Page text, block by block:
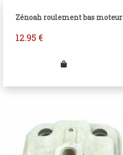
Zénoah roulement bas moteur
12.95 €